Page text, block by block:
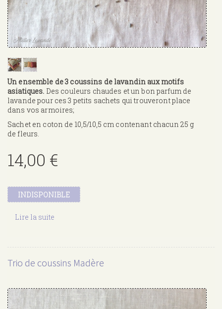
Un ensemble de 3 coussins de lavandin aux motifs
asiatiques. Des couleurs chaudes et un bon parfum de
lavande pour ces 3 petits sachets qui trouveront place
dans vos armoires;
Sachet en coton de 10,5/10,5 cm contenant chacun 25 g
de fleurs.
14,00 €
INDISPONIBLE
Lire la suite
COUSSINS
Trio de coussins Madère